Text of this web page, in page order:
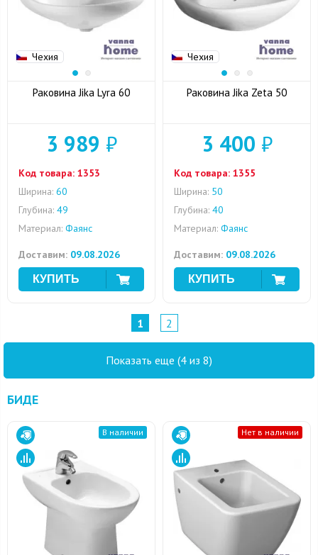
Чехия
Раковина Jika Lyra 60
3 989 ₽
Код товара: 1353
Ширина: 60
Глубина: 49
Материал: Фаянс
Доставим: 09.08.2026
Чехия
Раковина Jika Zeta 50
3 400 ₽
Код товара: 1355
Ширина: 50
Глубина: 40
Материал: Фаянс
Доставим: 09.08.2026
1 2
Показать еще (4 из 8)
БИДЕ
В наличии Нет в наличии